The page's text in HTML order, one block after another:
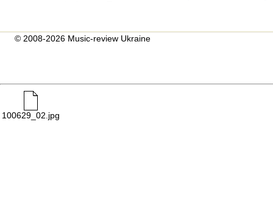
© 2008-2026 Music-review Ukraine
100629_02.jpg